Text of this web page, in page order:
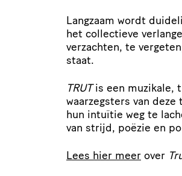
Langzaam wordt
het collectieve
verzachten, te
staat.
TRUTis een muzikale,
waarzegsters van
hun intuïtie weg te
van strijd, poëzie en
Lees hier meer over